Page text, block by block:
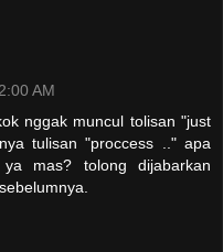
AM
nggak muncul tolisan "just
tulisan "proccess .." apa
mas? tolong dijabarkan